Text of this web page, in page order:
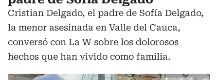
Cristian Delgado, el padre de Sofía Delgado,
la menor asesinada en Valle del Cauca,
conversó con La W sobre los dolorosos
hechos que han vivido como familia.